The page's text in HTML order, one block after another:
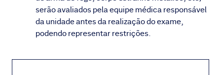
serão avaliados pela equipe médica responsável
da unidade antes da realização do exame,
podendo representar restrições.